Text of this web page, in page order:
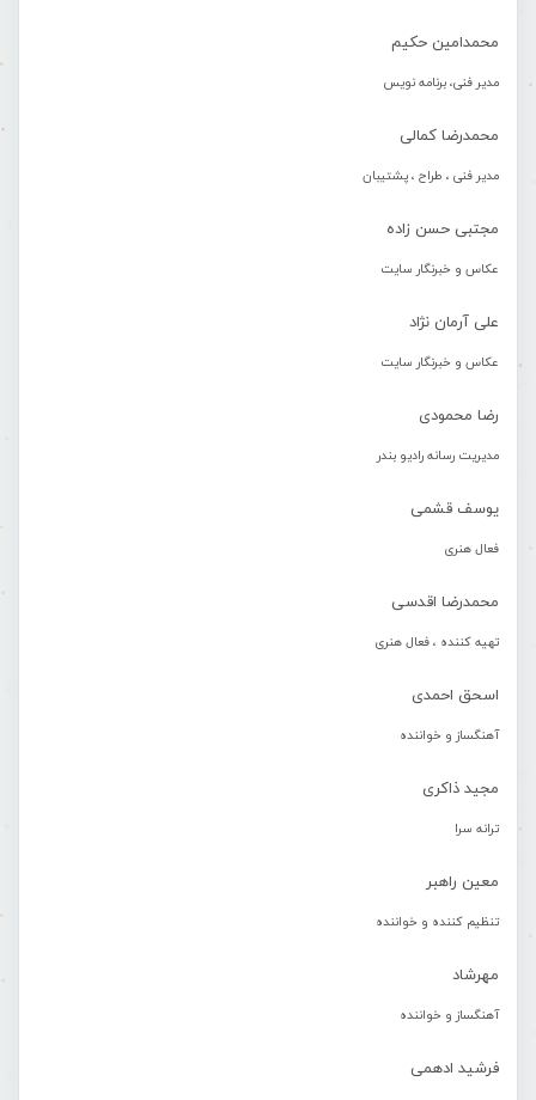
محمدامین حکیم
مدیر فنی، برنامه نویس
محمدرضا کمالی
مدیر فنی ، طراح ، پشتیبان
مجتبی حسن زاده
عکاس و خبرنگار سایت
علی آرمان نژاد
عکاس و خبرنگار سایت
رضا محمودی
مدیریت رسانه رادیو بندر
یوسف قشمی
فعال هنری
محمدرضا اقدسی
تهیه کننده ، فعال هنری
اسحق احمدی
آهنگساز و خواننده
مجید ذاکری
ترانه سرا
معین راهبر
تنظیم کننده و خواننده
مهرشاد
آهنگساز و خواننده
فرشید ادهمی